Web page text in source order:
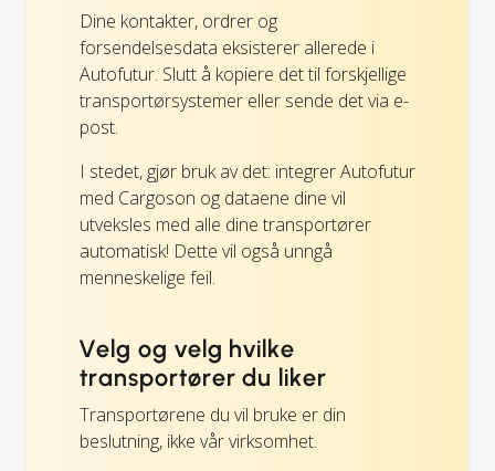
Dine kontakter, ordrer og
forsendelsesdata eksisterer allerede i
Autofutur. Slutt å kopiere det til forskjellige
transportørsystemer eller sende det via e-
post.
I stedet, gjør bruk av det: integrer Autofutur
med Cargoson og dataene dine vil
utveksles med alle dine transportører
automatisk! Dette vil også unngå
menneskelige feil.
Velg og velg hvilke
transportører du liker
Transportørene du vil bruke er din
beslutning, ikke vår virksomhet.